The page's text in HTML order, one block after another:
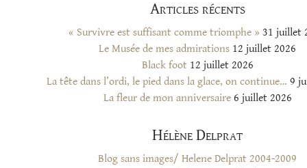
Articles récents
« Survivre est suffisant comme triomphe » 31 juillet
Le Musée de mes admirations 12 juillet 2026
Black foot 12 juillet 2026
La tête dans l’ordi, le pied dans la glace, on continue… 9
La fleur de mon anniversaire 6 juillet 2026
Hélène Delprat
Blog sans images/ Helene Delprat 2004-2009